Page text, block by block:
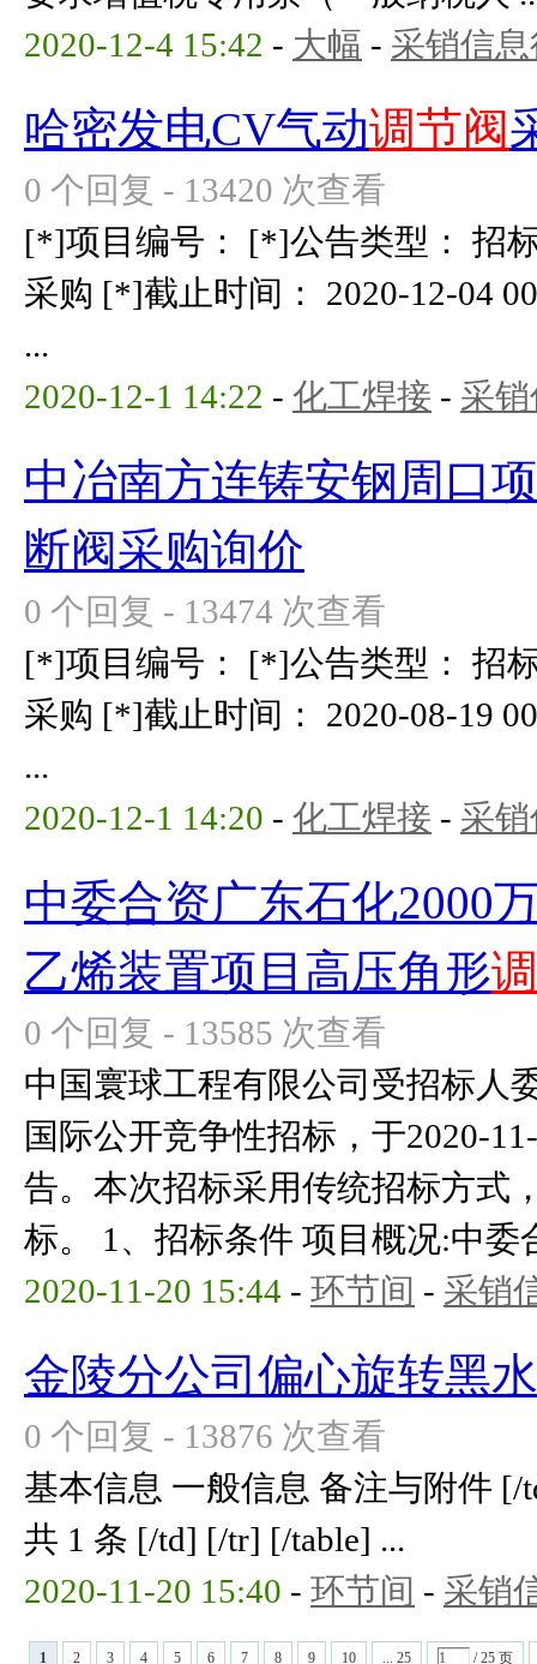
2020-12-4 15:42 - 大幅 - 采销信
哈密发电CV气动调节阀
0 个回复 - 13420 次查看
[*]项目编号： [*]公告类型： 招
采购 [*]截止时间： 2020-12-04
...
2020-12-1 14:22 - 化工焊接 - 采
中冶南方连铸安钢周口
断阀采购询价
0 个回复 - 13474 次查看
[*]项目编号： [*]公告类型： 招
采购 [*]截止时间： 2020-08-19
...
2020-12-1 14:20 - 化工焊接 - 采
中委合资广东石化2000
乙烯装置项目高压角形
0 个回复 - 13585 次查看
中国寰球工程有限公司受招标人
国际公开竞争性招标，于2020-
告。本次招标采用传统招标方式
标。 1、招标条件 项目概况:中委
2020-11-20 15:44 - 环节间 - 采销
金陵分公司偏心旋转黑水
0 个回复 - 13876 次查看
基本信息 一般信息 备注与附件 [/
共 1 条 [/td] [/tr] [/table] ...
2020-11-20 15:40 - 环节间 - 采销
1 2 3 4 5 6 7 8 9 10 ... 25 / 25 页